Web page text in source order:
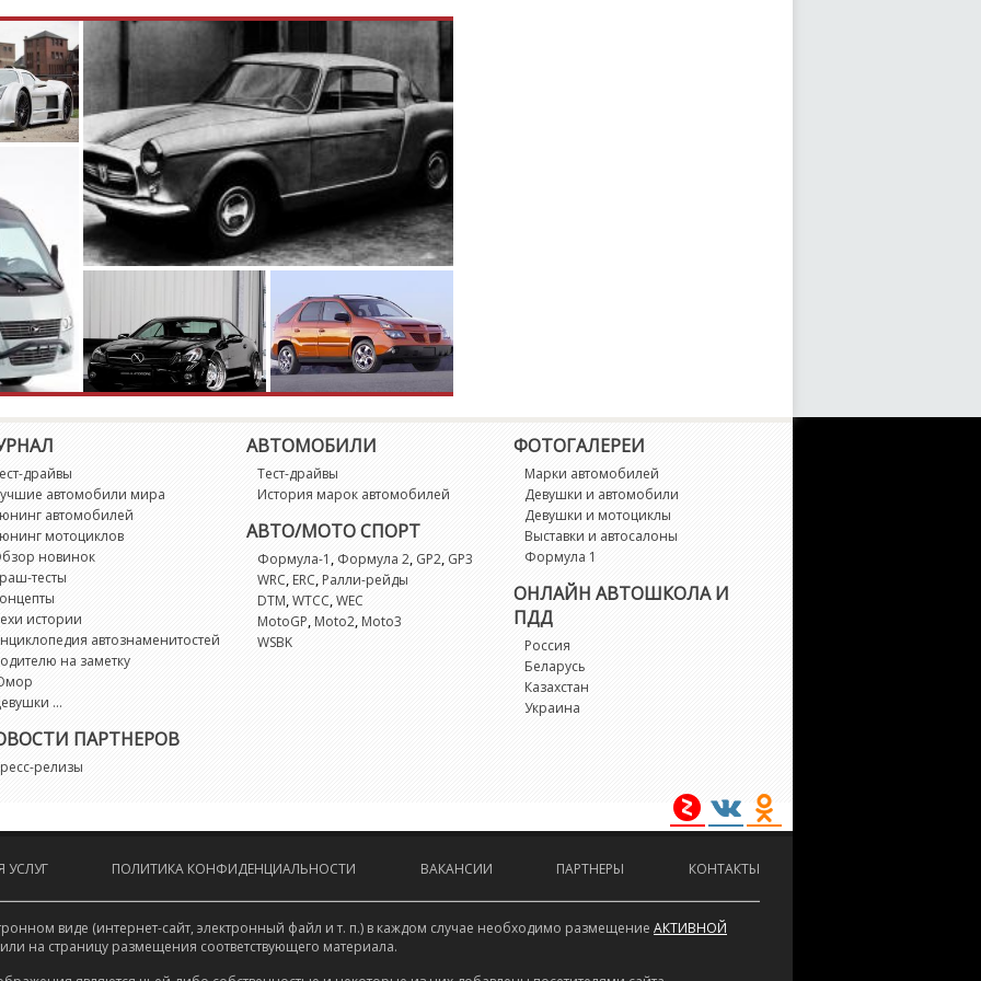
драйвы
автомобили мира
автомобилей
мотоциклов
новинок
тесты
истории
автознаменитостей
на заметку
...
ПАРТНЕРОВ
релизы
АВТОМОБИЛИ
Тест-драйвы
История марок автомобилей
АВТО/МОТО СПОРТ
Формула-1 , Формула 2, GP2, GP3
WRC,ERC,Ралли-рейды
DTM,WTCC,WEC
MotoGP,Moto2,Moto3
WSBK
ФОТОГАЛЕРЕИ
Марки автомобилей
Девушки и автомобили
Девушки и мотоциклы
Выставки и автосалоны
Формула 1
ОНЛАЙН АВТОШКОЛА И
ПДД
Россия
Беларусь
Казахстан
Украина
УСЛУГ ПОЛИТИКА КОНФИДЕНЦИАЛЬНОСТИ ВАКАНСИИ ПАРТНЕРЫ КОНТАКТЫ
виде (интернет-сайт, электронный файл и т. п.) в каждом случае необходимо размещение АКТИВНОЙ
на страницу размещения соответствующего материала.